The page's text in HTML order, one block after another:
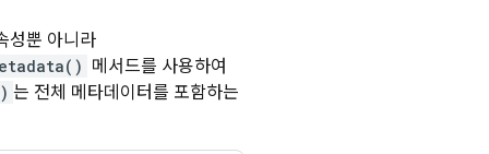
성뿐 아니라
메서드를 사용하여
는 전체 메타데이터를 포함하는